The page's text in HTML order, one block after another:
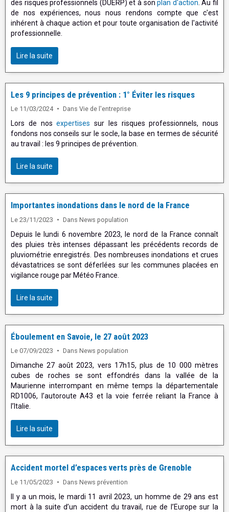
des risques professionnels (DUERP) et à sonplan d'action . Au fil
de nos expériences, nous nous rendons compte que c'est
inhérent à chaque action et pour toute organisation de l'activité
professionnelle.
Lire la suite
Les 9 principes de prévention : 1° Éviter les risques
Le 11/03/2024 Dans Vie de l'entreprise
Lors de nosexpertises sur les risques professionnels, nous
fondons nos conseils sur le socle, la base en termes de sécurité
au travail : les 9 principes de prévention.
Lire la suite
Importantes inondations dans le nord de la France
Le 23/11/2023 Dans News population
Depuis le lundi 6 novembre 2023, le nord de la France connaît
des pluies très intenses dépassant les précédents records de
pluviométrie enregistrés. Des nombreuses inondations et crues
dévastatrices se sont déferlées sur les communes placées en
vigilance rouge par Météo France.
Lire la suite
Éboulement en Savoie, le 27 août 2023
Le 07/09/2023 Dans News population
Dimanche 27 août 2023, vers 17h15, plus de 10 000 mètres
cubes de roches se sont effondrés dans la vallée de la
Maurienne interrompant en même temps la départementale
RD1006, l’autoroute A43 et la voie ferrée reliant la France à
l’Italie.
Lire la suite
Accident mortel d’espaces verts près de Grenoble
Le 11/05/2023 Dans News prévention
Il y a un mois, le mardi 11 avril 2023, un homme de 29 ans est
mort à la suite d’un accident du travail, rue de l’Europe sur la